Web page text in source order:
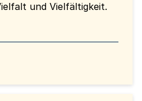
und Vielfältigkeit.